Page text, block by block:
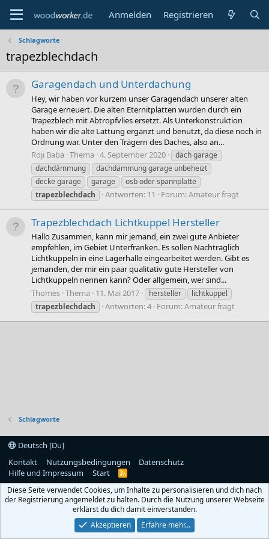
Anmelden Registrieren
Schlagworte
trapezblechdach
Garagendach und Unterdachung
Hey, wir haben vor kurzem unser Garagendach unserer alten
Garage erneuert. Die alten Eternitplatten wurden durch ein
Trapezblech mit Abtropfvlies ersetzt. Als Unterkonstruktion
haben wir die alte Lattung ergänzt und benutzt, da diese noch in
Ordnung war. Unter den Trägern des Daches, also an...
Roji Baba Thema 4. September 2020
dach garage
dachdämmung
dachdämmung garage unbeheizt
decke garage
garage
osb oder spannplatte
trapezblechdach
Antworten: 11 Forum:Amateur fragt
Trapezblechdach Lichtkuppel Hersteller
Hallo Zusammen, kann mir jemand, ein zwei gute Anbieter
empfehlen, im Gebiet Unterfranken. Es sollen Nachträglich
Lichtkuppeln in eine Lagerhalle eingearbeitet werden. Gibt es
jemanden, der mir ein paar qualitativ gute Hersteller von
Lichtkuppeln nennen kann? Oder allgemein, wer sind...
Thomes Thema 11. Mai 2017 hersteller
lichtkuppel
trapezblechdach
Antworten: 4 Forum:Amateur fragt
Schlagworte
Deutsch [Du]
Kontakt
Nutzungsbedingungen
Datenschutz
Hilfe und Impressum
Start
R
S
Diese Seite verwendet Cookies, um Inhalte zu personalisieren und dich nach
der Registrierung angemeldet zu halten. Durch die Nutzung unserer Webseite
erklärst du dich damit einverstanden.
Akzeptieren
Erfahre mehr…